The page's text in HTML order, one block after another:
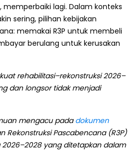
memperbaiki lagi. Dalam konteks
sering, pilihan kebijakan
memakai R3P untuk membeli
berulang untuk kerusakan
rehabilitasi–rekonstruksi 2026–
dan longsor tidak menjadi
mengacu padadokumen
Rekonstruksi Pascabencana (R3P)
2026–2028 yang ditetapkan dalam